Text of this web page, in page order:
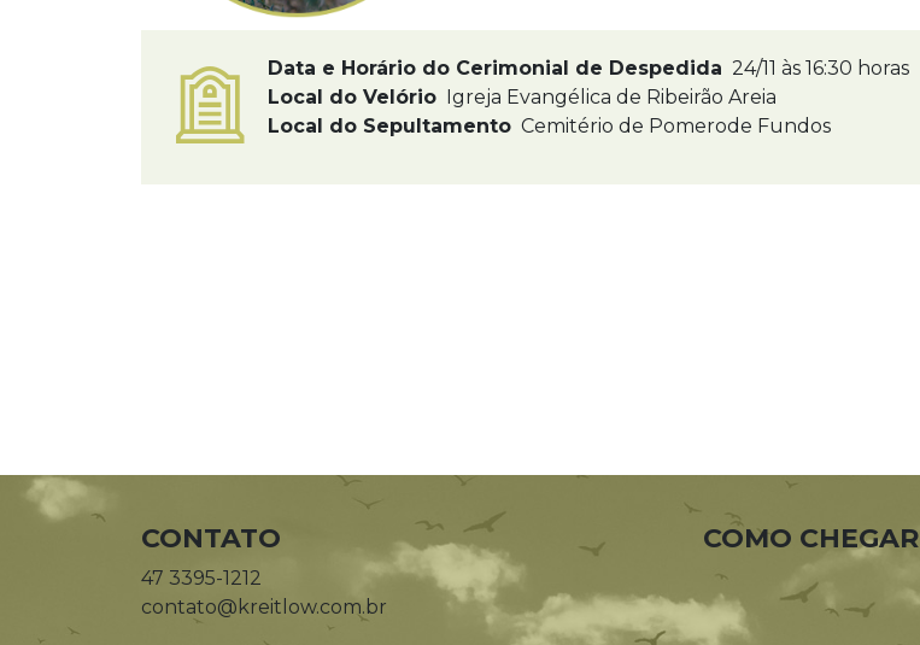
Data e Horário do Cerimonial de Despedida 24/11 às 16:30 horas
Local do Velório Igreja Evangélica de Ribeirão Areia
Local do Sepultamento Cemitério de Pomerode Fundos
CONTATO
47 3395-1212
contato@kreitlow.com.br
COMO CHEGAR